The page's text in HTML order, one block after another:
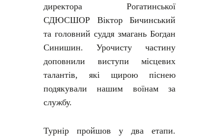
директора Рогатинської
СДЮСШОР Віктор Бичинський
та головний суддя змагань Богдан
Синишин. Урочисту частину
доповнили виступи місцевих
талантів, які щирою піснею
подякували нашим воїнам за
службу.
Турнір пройшов у два етапи.